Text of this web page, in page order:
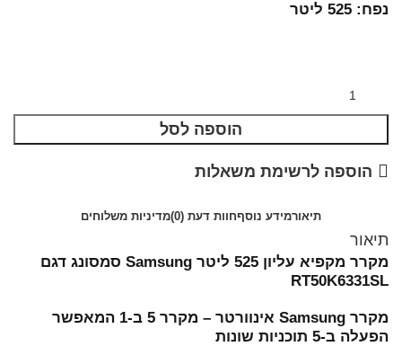
נפח: 525 ליטר
הוספה לסל
הוספה לרשימת משאלות
תיאורמידע נוסףחוות דעת (0) מדיניות משלוחים
תיאור
מקרר מקפיא עליון 525 ליטר Samsung סמסונג דגם
RT50K6331SL
מקרר Samsung אינוורטר – מקרר 5 ב-1 המאפשר
הפעלה ב-5 תוכניות שונות